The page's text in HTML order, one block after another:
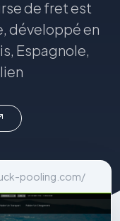
de fret est
développé en
Espagnole,
pooling.com/